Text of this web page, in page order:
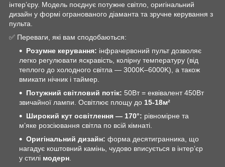
інтер’єру. Модель поєднує потужне світло, оригінальний
дизайн у формі огранованого діаманта та зручне керування з
пульта.
✅ Переваги, які вам сподобаються:
Розумне керування: інфрачервоний пульт дозволяє
легко регулювати яскравість, колірну температуру (від
теплого до холодного світла — 3000K–6000K), а також
вмикати нічник і таймер.
Потужний світловий потік: 50Вт = еквівалент 450Вт
звичайної лампи. Освітлює площу до 15-18м²
Широкий кут освітлення — 170°: рівномірне та
м’яке розсіювання світла по всій кімнаті.
Оригінальний дизайн: форма десятигранника, що
нагадує коштовний камінь, чудово вписується в інтер’єр
у стилі модерн.